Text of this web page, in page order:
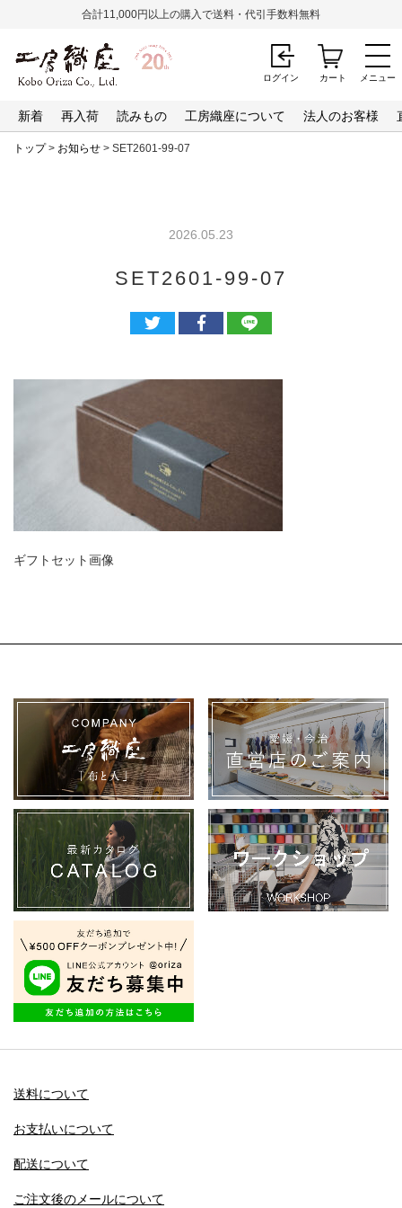
メニュー
合計11,000円以上の購入で送料・代引手数料無料
新着 再入荷 読みもの 工房織座について 法人のお客様
ログイン カート
トップ> お知らせ > SET2601-99-07
2026.05.23
SET2601-99-07
ギフトセット画像
送料について
お支払いについて
配送について
ご注文後のメールについて